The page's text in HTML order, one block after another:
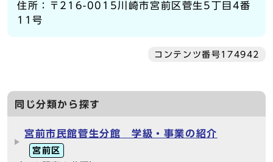
住所：〒216-0015川崎市宮前区菅生5丁目4番
11号
コンテンツ番号174942
同じ分類から探す
宮前市民館菅生分館 学級・事業の紹介
宮前区